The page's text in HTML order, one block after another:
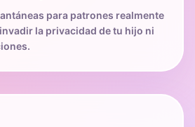
para patrones realmente
la privacidad de tu hijo ni